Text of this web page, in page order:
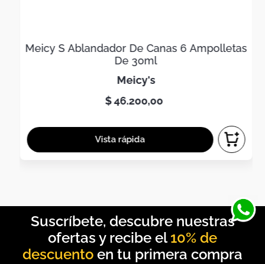
Meicy S Ablandador De Canas 6 Ampolletas
De 30ml
meicy's
$46.200,00
10% de
descuento